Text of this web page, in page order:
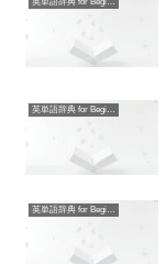
英単語辞典 for Beginners
英単語辞典 for Beginners
英単語辞典 for Beginners